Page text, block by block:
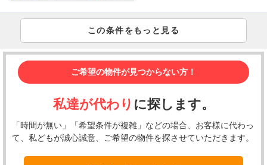
この条件をもっと見る
ご希望の物件が見つからない方！
私達が代わり に探します。
「時間が無い」「希望条件が複雑」などの場合、お客様に代わっ
て、私どもが誠心誠意、ご希望の物件を探させていただきます。